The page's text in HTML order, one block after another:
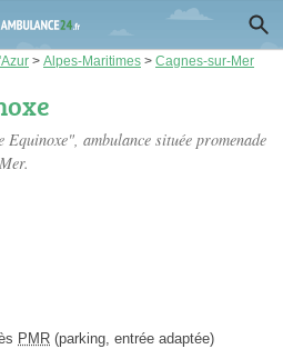
> Alpes-Maritimes > Cagnes-sur-Mer
Equinoxe", ambulance située promenade
PMR (parking, entrée adaptée)